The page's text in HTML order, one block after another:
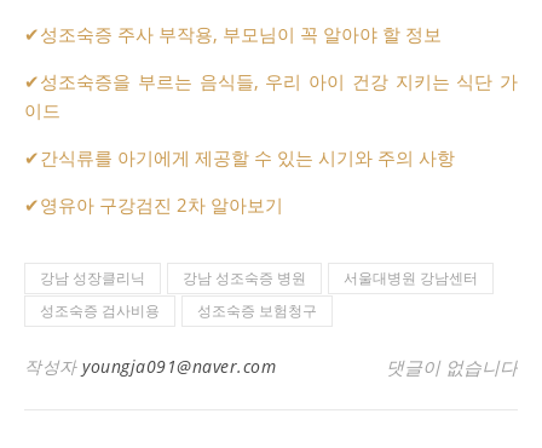
✔성조숙증 주사 부작용, 부모님이 꼭 알아야 할 정보
✔성조숙증을 부르는 음식들, 우리 아이 건강 지키는 식단 가
이드
✔간식류를 아기에게 제공할 수 있는 시기와 주의 사항
✔영유아 구강검진 2차 알아보기
강남 성장클리닉 강남 성조숙증 병원
서울대병원 강남센터
성조숙증 검사비용
성조숙증 보험청구
작성자 youngja091@naver.com 댓글이 없습니다